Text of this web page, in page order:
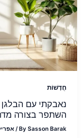
חֲדָשׁוֹת
השתפר בצורה
BySasson Barak
/ אפריל 19,